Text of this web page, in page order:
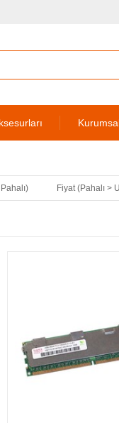
Fiyat (Pahalı >